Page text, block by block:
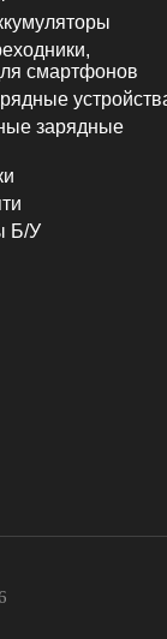
смартфонов
зарядные
Б/У